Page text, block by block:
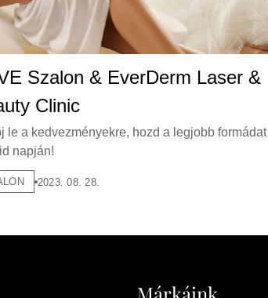
Szalon & EverDerm Laser &
Clinic
le a kedvezményekre, hozd a legjobb formádat
napján!
2023. 08. 28.